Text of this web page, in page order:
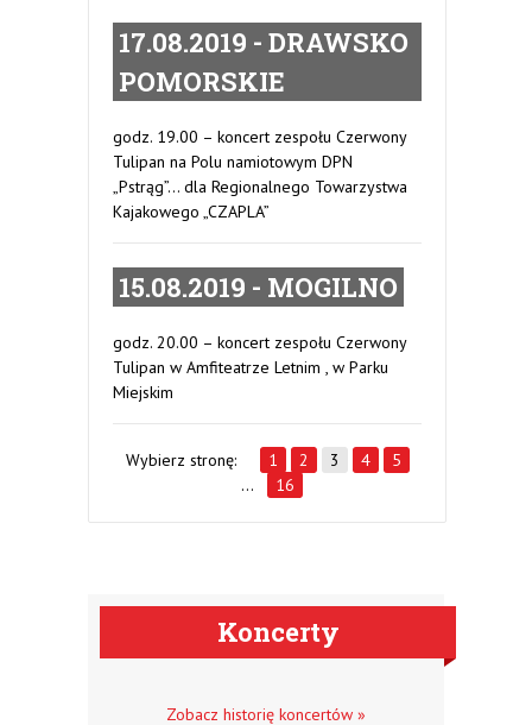
17.08.2019 - DRAWSKO
POMORSKIE
godz. 19.00 – koncert zespołu Czerwony
Tulipan na Polu namiotowym DPN
„Pstrąg”… dla Regionalnego Towarzystwa
Kajakowego „CZAPLA”
15.08.2019 - MOGILNO
godz. 20.00 – koncert zespołu Czerwony
Tulipan w Amfiteatrze Letnim , w Parku
Miejskim
Wybierz stronę: 1 2 3 4
5
…
16
Koncerty
Zobacz historię koncertów »